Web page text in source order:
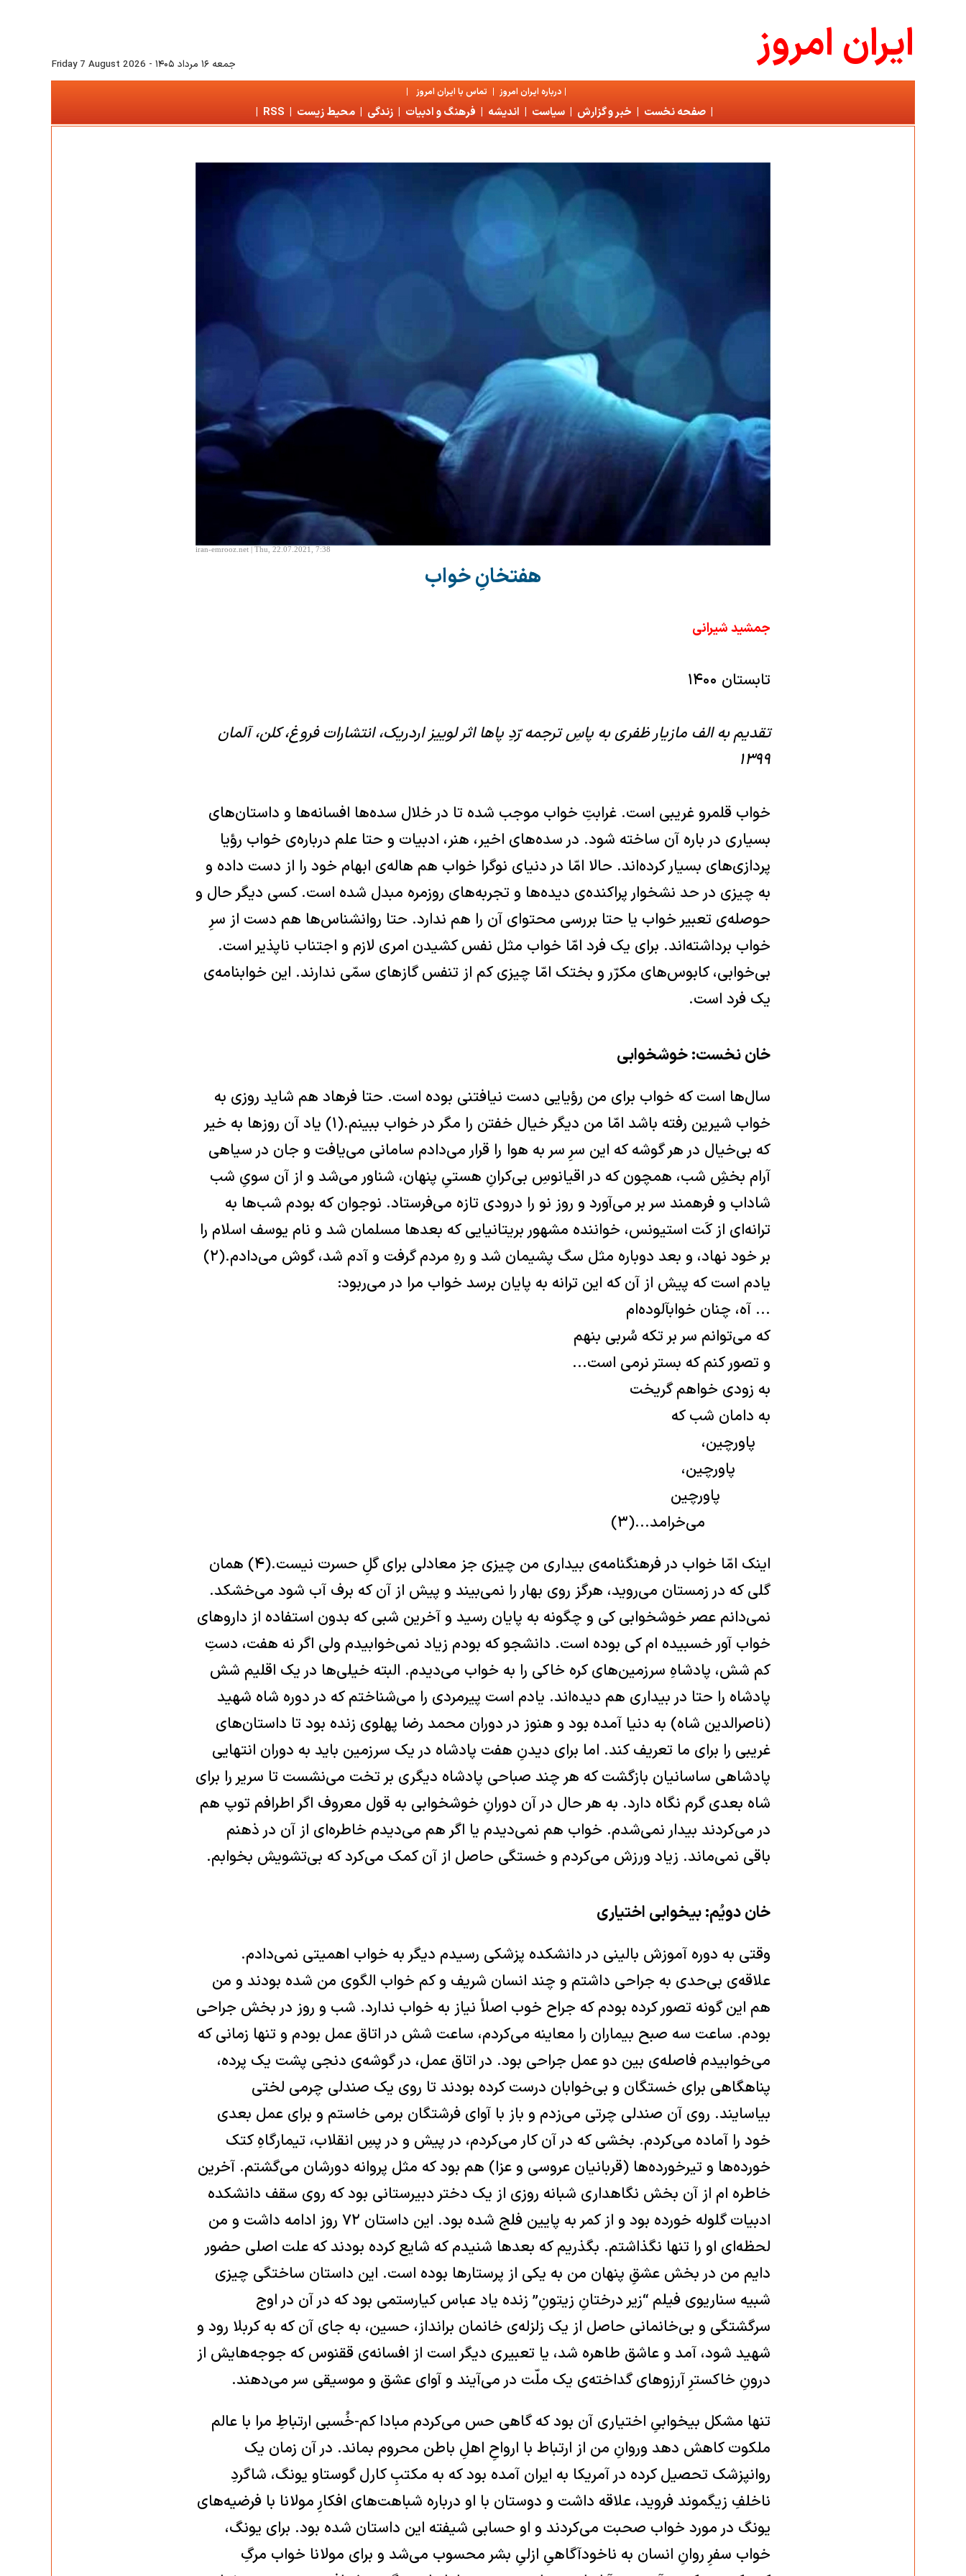
جمعه ۱۶ مرداد ۱۴۰۵ -
Friday 7 August 2026 ايران امروز
|درباره ايران امروز | تماس با ايران امروز |
| صفحه نخست | خبر و گزارش | سياست | انديشه | فرهنگ و ادبيات | زندگی | محیط زیست |
RSS
|
iran-emrooz.net | Thu, 22.07.2021, 7:38
هفتخانِ خواب‏
جمشید شیرانی
تابستان ۱۴۰۰‏
تقدیم به الف مازیار ظفری به پاسِ ترجمه رّدِ پاها اثر لوییز اردریک، انتشارات فروغ، کلن، آلمان
۱۳۹۹‏
خواب قلمرو غریبی است. غرابتِ خواب موجب شده تا در خلال سده‌ها افسانه‌ها و داستان‌های
‏بسیاری در باره آن ساخته شود. در سده‌های اخیر، هنر، ادبیات و حتا علم درباره‌ی خواب رؤیا
پردازی‌های بسیار کرده‌اند. حالا امّا در دنیای نوگرا خواب هم‌ هاله‌ی ابهام خود را از دست داده و
به چیزی در ‏حد نشخوار پراکنده‌ی دیده‌ها و تجربه‌های روزمره مبدل شده است. کسی دیگر حال و
حوصله‌ی ‏تعبیر خواب یا حتا بررسی محتوای آن را هم ندارد. حتا روانشناس‌ها هم دست از سرِ
خواب برداشته‌اند. برای یک فرد امّا خواب مثل نفس کشیدن امری لازم و اجتناب ناپذیر است.
بی‌خوابی، کابوس‌های ‏مکرّر و بختک امّا چیزی کم از تنفس گازهای سمّی ندارند. این خوابنامه‌ی
یک فرد است.‏
خان نخست: خوشخوابی
سال‌ها است که خواب برای من رؤیایی دست نیافتنی بوده است. حتا فرهاد هم شاید روزی به
خواب ‏شیرین رفته باشد امّا من دیگر خیال خفتن را مگر در خواب ببینم.(۱) یاد آن روزها به خیر
که بی‌خیال ‏در هر گوشه که این سرِ سر به هوا را قرار می‌دادم سامانی می‌یافت و جان در سیاهی
آرام بخشِ ‏شب، همچون که در اقیانوسِ بی‌کرانِ هستیِ پنهان، شناور می‌شد و از آن سویِ شب
شاداب و فرهمند ‏سر بر می‌آورد و روز نو را درودی تازه می‌فرستاد. نوجوان که بودم شب‌ها به
ترانه‌ای از کَت ‏استیونس، خواننده مشهور بریتانیایی که بعدها مسلمان شد و نام یوسف اسلام را
بر خود نهاد، و بعد ‏دوباره مثل سگ پشیمان شد و رهِ مردم گرفت و آدم شد، گوش می‌دادم.(۲)
یادم است که پیش از آن که ‏این ترانه به پایان برسد خواب مرا در می‌ربود:‏
‏... آه، چنان خوابآلوده‌ام
که می‌توانم سر بر تکه سُربی بنهم
و تصور کنم که بستر نرمی است...‏
به زودی خواهم گریخت
به دامان شب که ‏
‏ پاورچین، ‏
‏ پاورچین،
‏ پاورچین
‏ می‌خرامد...(۳)‏
اینک امّا خواب در فرهنگنامه‌ی بیداری من چیزی جز معادلی برای گلِ حسرت نیست.(۴) همان
گلی ‏که در زمستان می‌روید، هرگز روی بهار را نمی‌بیند و پیش از آن که برف آب شود می‌خشکد.
نمی‌‏دانم عصر خوشخوابی کی و چگونه به پایان رسید و آخرین شبی که بدون استفاده از داروهای
خواب ‏آور خسبیده ام کی بوده است. دانشجو که بودم زیاد نمی‌خوابیدم ولی اگر نه هفت، دستِ
کم شش، پادشاهِ ‏سرزمین‌های کره خاکی را به خواب می‌دیدم. البته خیلی‌ها در یک اقلیم شش
پادشاه را حتا در بیداری ‏هم دیده‌اند. یادم است پیرمردی را می‌شناختم که در دوره شاه شهید
(ناصرالدین شاه) به دنیا آمده بود و ‏هنوز در دوران محمد رضا پهلوی زنده بود تا داستان‌های
غریبی را برای ما تعریف کند. اما برای دیدنِ ‏هفت پادشاه در یک سرزمین باید به دوران انتهایی
پادشاهی ساسانیان بازگشت که هر چند صباحی ‏پادشاه دیگری بر تخت می‌نشست تا سریر را برای
شاه بعدی گرم نگاه دارد. به هر حال در آن دورانِ ‏خوشخوابی به قول معروف اگر اطرافم توپ هم
در می‌کردند بیدار نمی‌شدم. خواب هم نمی‌دیدم یا اگر ‏هم می‌دیدم خاطره‌ای از آن در ذهنم
باقی نمی‌ماند. زیاد ورزش می‌کردم و خستگی حاصل از آن ‏کمک می‌کرد که بی‌تشویش بخوابم. ‏
خان دویُم: بیخوابی اختیاری
وقتی به دوره آموزش بالینی در دانشکده پزشکی رسیدم دیگر به خواب اهمیتی نمی‌دادم.
علاقه‌ی بی‌‏حدی به جراحی داشتم و چند انسان شریف و کم خواب الگوی من شده بودند و من
هم این گونه تصور ‏کرده بودم که جراح خوب اصلاً نیاز به خواب ندارد. شب و روز در بخش جراحی
بودم. ساعت سه ‏صبح بیماران را معاینه می‌کردم، ساعت شش در اتاق عمل بودم و تنها زمانی که
می‌خوابیدم فاصله‌ی ‏بین دو عمل جراحی بود. در اتاق عمل، در گوشه‌ی دنجی پشت یک پرده،
پناهگاهی برای خستگان و بی‌خوابان درست کرده بودند تا روی یک صندلی چرمی لختی
بیاسایند. روی آن صندلی چرتی می‌زدم ‏و باز با آوای فرشتگان برمی خاستم و برای عمل بعدی
خود را آماده می‌کردم. بخشی که در آن کار می‌‏کردم، در پیش و در پسِ انقلاب، تیمارگاهِ کتک
خورده‌ها و تیرخورده‌ها (قربانیان عروسی و عزا) هم ‏بود که مثل پروانه دورشان می‌گشتم. آخرین
خاطره ام از آن بخش نگاهداری شبانه روزی از یک دختر ‏دبیرستانی بود که روی سقف دانشکده
ادبیات گلوله خورده بود و از کمر به پایین فلج شده بود. این ‏داستان ۷۲ روز ادامه داشت و من
لحظه‌ای او را تنها نگذاشتم. بگذریم که بعدها شنیدم که شایع کرده ‏بودند که علت اصلی حضور
دایم من در بخش عشقِ پنهان من به یکی از پرستارها بوده است. این ‏داستان ساختگی چیزی
شبیه سناریوی فیلم “زیر درختانِ زیتونِ” زنده یاد عباس کیارستمی بود که در آن ‏در اوج
سرگشتگی و بی‌خانمانی حاصل از یک زلزله‌ی خانمان برانداز، حسین، به جای آن که به ‏کربلا رود و
شهید شود، آمد و عاشق طاهره شد، یا تعبیری دیگر است از افسانه‌ی ققنوس که جوجه‌هایش از
درونِ خاکسترِ آرزوهای گداخته‌ی یک ملّت در می‌آیند و آوای عشق و موسیقی سر می‌دهند. ‏
تنها مشکل بیخوابیِ اختیاری آن بود که گاهی حس می‌کردم مبادا کم-خُسبی ارتباطِ مرا با عالم
ملکوت ‏کاهش دهد وروانِ من از ارتباط با ارواحِ اهلِ باطن محروم بماند. در آن زمان یک
روانپزشک تحصیل ‏کرده در آمریکا به ایران آمده بود که به مکتبِ کارل گوستاو یونگ، شاگردِ
ناخلفِ زیگموند فروید، ‏علاقه داشت و دوستان با او درباره شباهت‌های افکارِ مولانا با فرضیه‌های
یونگ در مورد خواب ‏صحبت می‌کردند و او حسابی شیفته این داستان شده بود. برای یونگ،
خواب سفرِ روانِ انسان به ‏ناخودآگاهیِ ازلیِ بشر محسوب می‌شد و برای مولانا خواب مرگِ